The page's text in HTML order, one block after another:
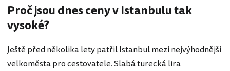
Proč jsou dnes ceny v Istanbulu tak
vysoké?
Ještě před několika lety patřil Istanbul mezi nejvýhodnější
velkoměsta pro cestovatele. Slabá turecká lira